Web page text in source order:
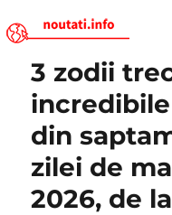
Noutati.Info
3 zodii
din
zilei de
2026, de